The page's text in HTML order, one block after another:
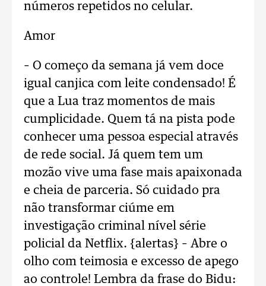
números repetidos no celular.
Amor
– O começo da semana já vem doce
igual canjica com leite condensado! É
que a Lua traz momentos de mais
cumplicidade. Quem tá na pista pode
conhecer uma pessoa especial através
de rede social. Já quem tem um
mozão vive uma fase mais apaixonada
e cheia de parceria. Só cuidado pra
não transformar ciúme em
investigação criminal nível série
policial da Netflix. {alertas} – Abre o
olho com teimosia e excesso de apego
ao controle! Lembra da frase do Bidu: